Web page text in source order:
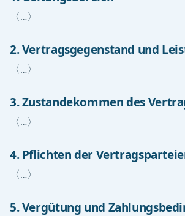
〈…〉
2. Vertragsgegenstand und
〈…〉
3. Zustandekommen des
〈…〉
4. Pflichten der
〈…〉
5. Vergütung und